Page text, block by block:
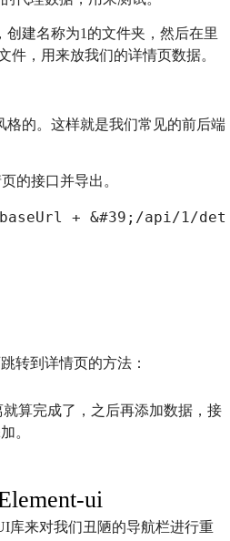
创建名称为1的文件夹，然后在里
件，用来放我们的详情页数据。
格的。这样就是我们常见的前后端
的接口并导出。
+ &#39;/api/1/
转到详情页的方法：
算完成了，之后再添加数据，接
。
ui
库来对我们丑陋的导航栏进行重